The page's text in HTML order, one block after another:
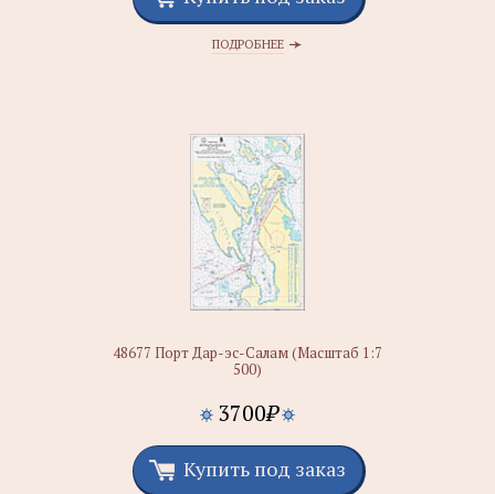
ПОДРОБНЕЕ
48677 Порт Дар-эс-Салам (Масштаб 1:7
500)
3700₽
Купить под заказ